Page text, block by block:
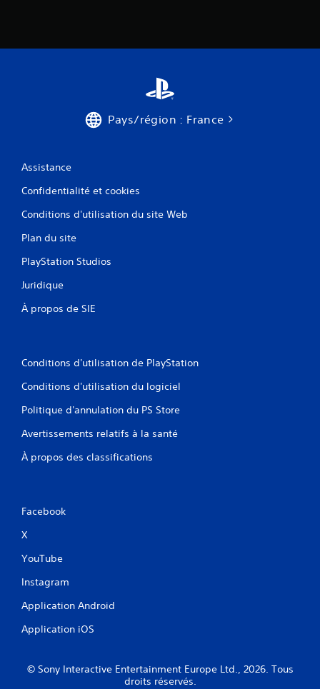
Pays/région : France
Assistance
Confidentialité et cookies
Conditions d'utilisation du site Web
Plan du site
PlayStation Studios
Juridique
À propos de SIE
Conditions d'utilisation de PlayStation
Conditions d'utilisation du logiciel
Politique d'annulation du PS Store
Avertissements relatifs à la santé
À propos des classifications
Facebook
X
YouTube
Instagram
Application Android
Application iOS
© Sony Interactive Entertainment Europe Ltd., 2026. Tous
droits réservés.